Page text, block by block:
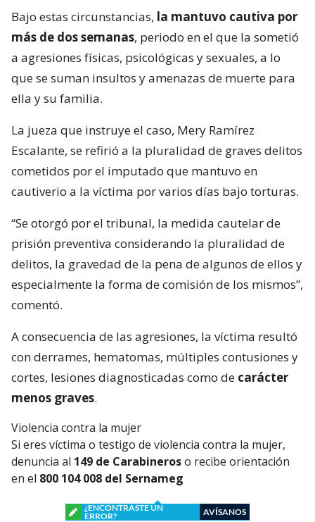
Bajo estas circunstancias, la mantuvo cautiva por
más de dos semanas, periodo en el que la sometió
a agresiones físicas, psicológicas y sexuales, a lo
que se suman insultos y amenazas de muerte para
ella y su familia.
La jueza que instruye el caso, Mery Ramírez
Escalante, se refirió a la pluralidad de graves delitos
cometidos por el imputado que mantuvo en
cautiverio a la víctima por varios días bajo torturas.
“Se otorgó por el tribunal, la medida cautelar de
prisión preventiva considerando la pluralidad de
delitos, la gravedad de la pena de algunos de ellos y
especialmente la forma de comisión de los mismos”,
comentó.
A consecuencia de las agresiones, la víctima resultó
con derrames, hematomas, múltiples contusiones y
cortes, lesiones diagnosticadas como de carácter
menos graves.
Violencia contra la mujer
Si eres víctima o testigo de violencia contra la mujer,
denuncia al 149 de Carabineroso recibe orientación
en el 800 104 008 del Sernameg
¿ENCONTRASTE UN
ERROR?
AVÍSANOS